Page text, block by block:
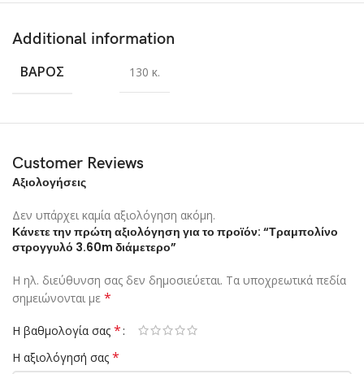
Additional information
ΒΆΡΟΣ 130 κ.
Customer Reviews
Αξιολογήσεις
Δεν υπάρχει καμία αξιολόγηση ακόμη.
Κάνετε την πρώτη αξιολόγηση για το προϊόν: “Τραμπολίνο
στρογγυλό 3.60m διάμετερο”
Η ηλ. διεύθυνση σας δεν δημοσιεύεται. Τα υποχρεωτικά πεδία
σημειώνονται με *
Η βαθμολογία σας *
Η αξιολόγησή σας *